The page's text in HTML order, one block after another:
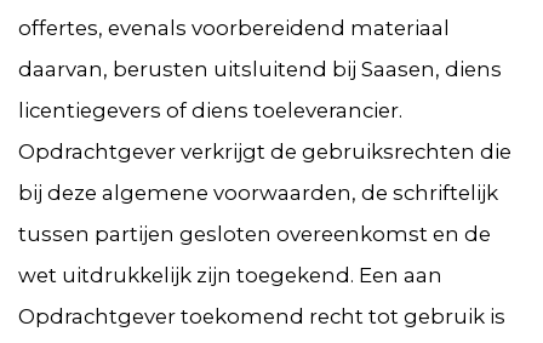
offertes, evenals voorbereidend materiaal
daarvan, berusten uitsluitend bij Saasen, diens
licentiegevers of diens toeleverancier.
Opdrachtgever verkrijgt de gebruiksrechten die
bij deze algemene voorwaarden, de schriftelijk
tussen partijen gesloten overeenkomst en de
wet uitdrukkelijk zijn toegekend. Een aan
Opdrachtgever toekomend recht tot gebruik is